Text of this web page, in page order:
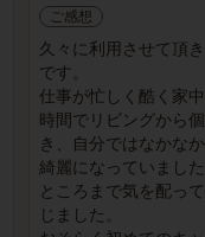
ご感想
久々に利用させて頂
です。
仕事が忙しく酷く家
時間でリビングから
き、自分ではなかな
綺麗になっていまし
ところまで気を配っ
じました。